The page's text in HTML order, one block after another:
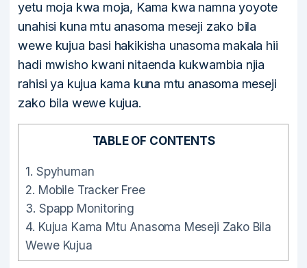
yetu moja kwa moja, Kama kwa namna yoyote
unahisi kuna mtu anasoma meseji zako bila
wewe kujua basi hakikisha unasoma makala hii
hadi mwisho kwani nitaenda kukwambia njia
rahisi ya kujua kama kuna mtu anasoma meseji
zako bila wewe kujua.
TABLE OF CONTENTS
1. Spyhuman
2. Mobile Tracker Free
3. Spapp Monitoring
4. Kujua Kama Mtu Anasoma Meseji Zako Bila
Wewe Kujua